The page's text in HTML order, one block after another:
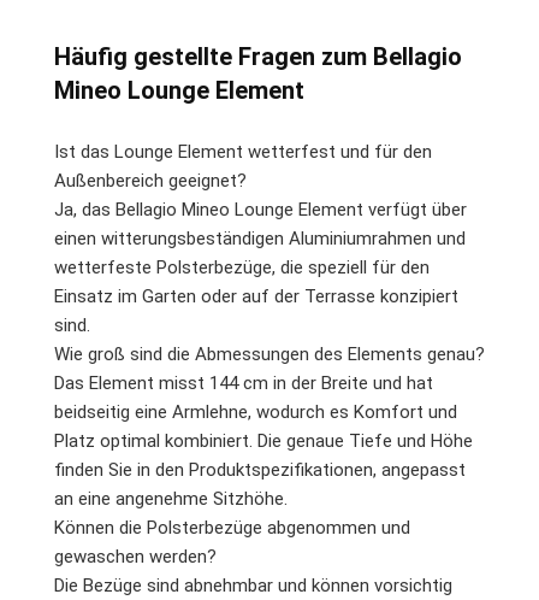
Häufig gestellte Fragen zum Bellagio
Mineo Lounge Element
Ist das Lounge Element wetterfest und für den
Außenbereich geeignet?
Ja, das Bellagio Mineo Lounge Element verfügt über
einen witterungsbeständigen Aluminiumrahmen und
wetterfeste Polsterbezüge, die speziell für den
Einsatz im Garten oder auf der Terrasse konzipiert
sind.
Wie groß sind die Abmessungen des Elements genau?
Das Element misst 144 cm in der Breite und hat
beidseitig eine Armlehne, wodurch es Komfort und
Platz optimal kombiniert. Die genaue Tiefe und Höhe
finden Sie in den Produktspezifikationen, angepasst
an eine angenehme Sitzhöhe.
Können die Polsterbezüge abgenommen und
gewaschen werden?
Die Bezüge sind abnehmbar und können vorsichtig